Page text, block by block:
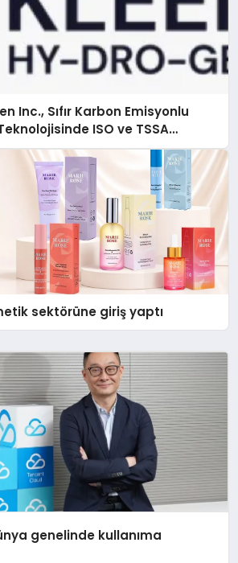
Inc., Sıfır Karbon Emisyonlu
ISO ve TSSA
Aldı
sektörüne giriş yaptı
genelinde kullanıma